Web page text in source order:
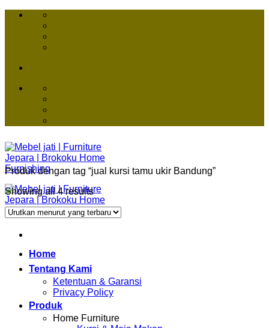
Skip
Home
Tentang Kami
Ketentuan & Garansi
Privacy Policy
Produk
Home Furniture
Produk dengan tag “jual kursi tamu ukir Bandung”
Showing all 4 results